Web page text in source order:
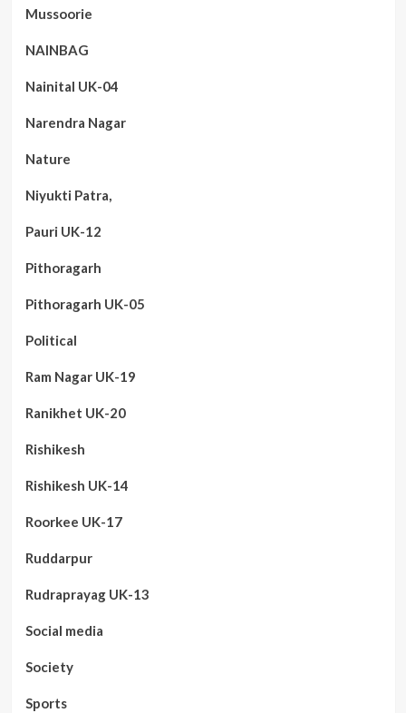
Mussoorie
NAINBAG
Nainital UK-04
Narendra Nagar
Nature
Niyukti Patra,
Pauri UK-12
Pithoragarh
Pithoragarh UK-05
Political
Ram Nagar UK-19
Ranikhet UK-20
Rishikesh
Rishikesh UK-14
Roorkee UK-17
Ruddarpur
Rudraprayag UK-13
Social media
Society
Sports